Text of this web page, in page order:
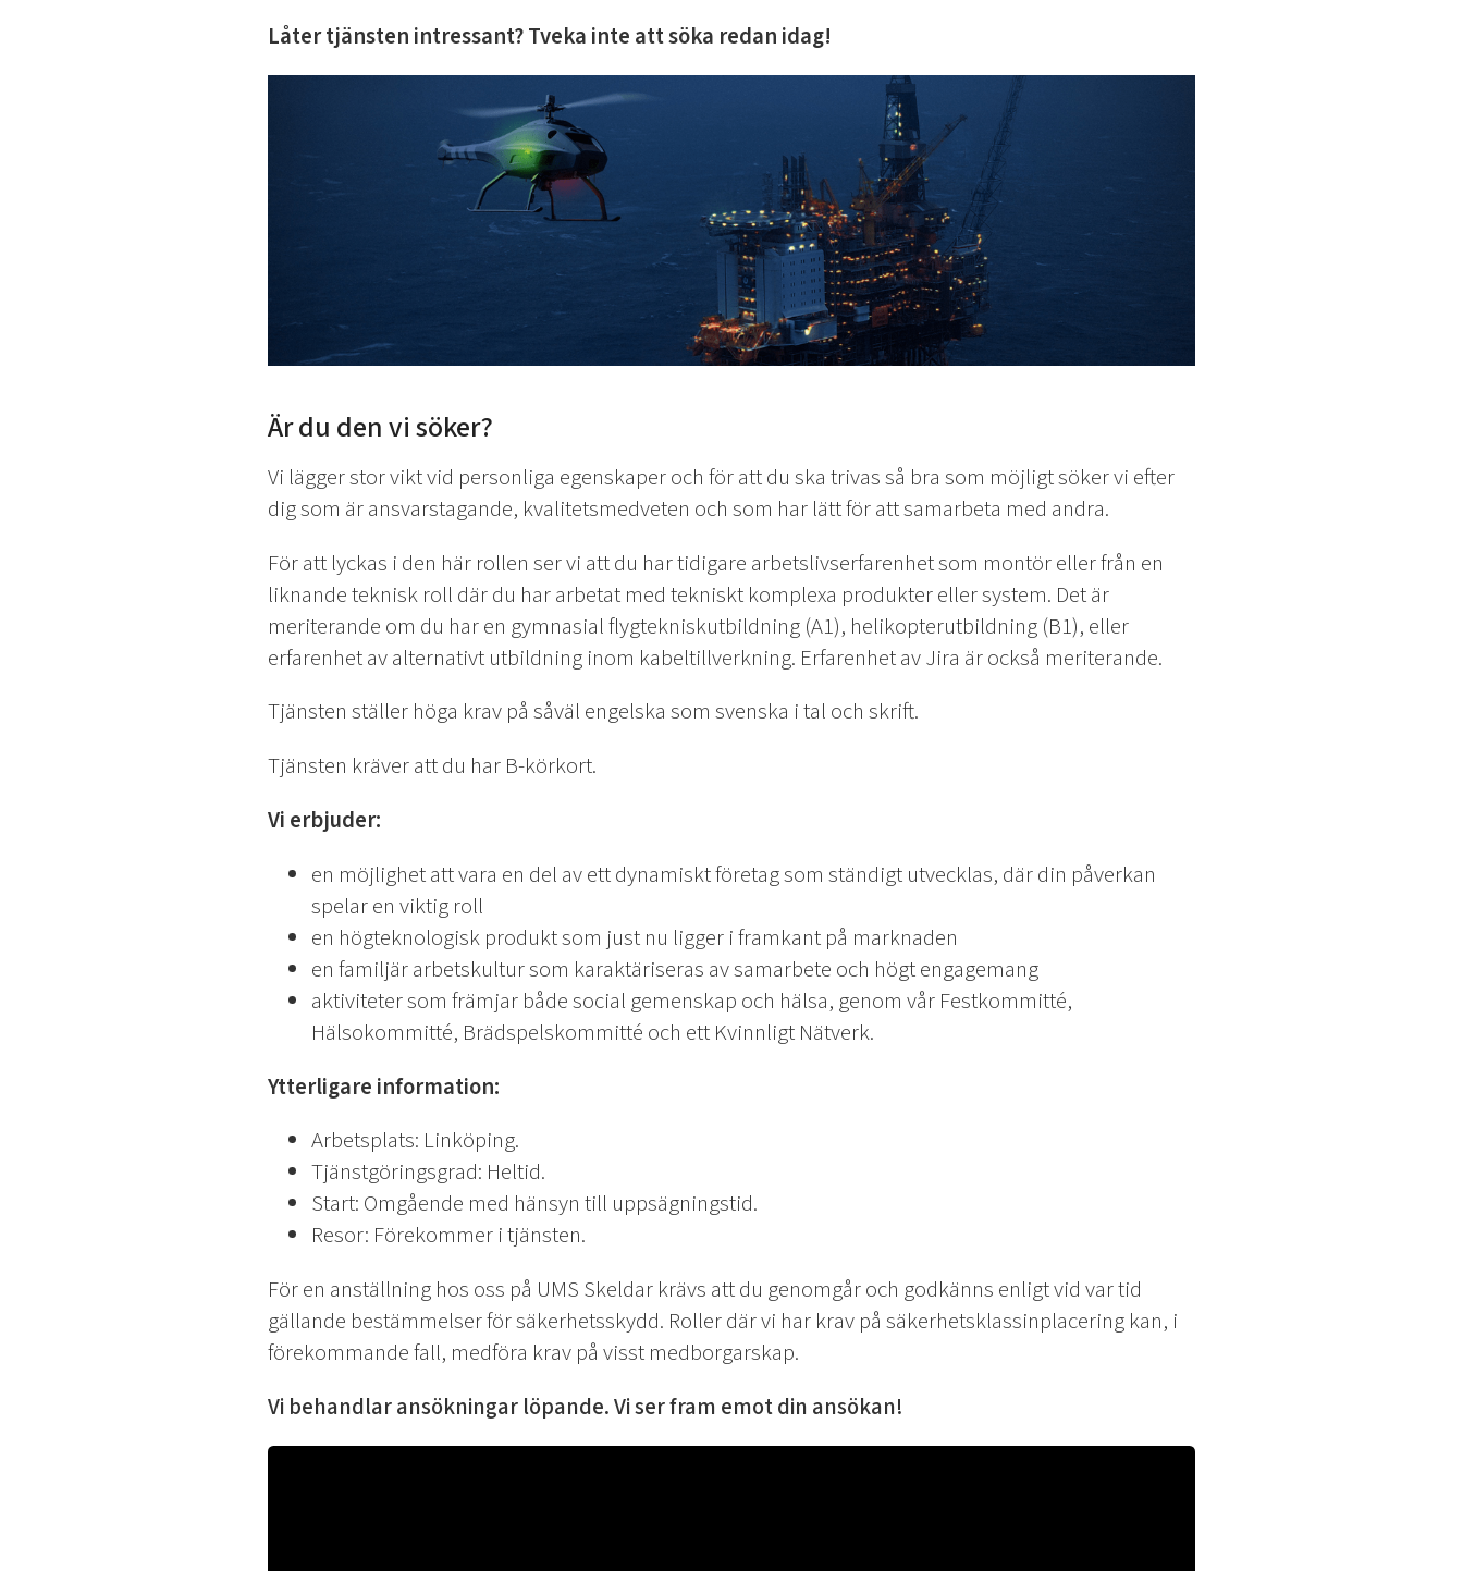
Låter tjänsten intressant? Tveka inte att söka redan idag!
Är du den vi söker?
Vi lägger stor vikt vid personliga egenskaper och för att du ska trivas så bra som möjligt söker vi efter
dig som är ansvarstagande, kvalitetsmedveten och som har lätt för att samarbeta med andra.
För att lyckas i den här rollen ser vi att du har tidigare arbetslivserfarenhet som montör eller från en
liknande teknisk roll där du har arbetat med tekniskt komplexa produkter eller system. Det är
meriterande om du har en gymnasial flygtekniskutbildning (A1), helikopterutbildning (B1), eller
erfarenhet av alternativt utbildning inom kabeltillverkning. Erfarenhet av Jira är också meriterande.
Tjänsten ställer höga krav på såväl engelska som svenska i tal och skrift.
Tjänsten kräver att du har B-körkort.
Vi erbjuder:
en möjlighet att vara en del av ett dynamiskt företag som ständigt utvecklas, där din påverkan
spelar en viktig roll
en högteknologisk produkt som just nu ligger i framkant på marknaden
en familjär arbetskultur som karaktäriseras av samarbete och högt engagemang
aktiviteter som främjar både social gemenskap och hälsa, genom vår Festkommitté,
Hälsokommitté, Brädspelskommitté och ett Kvinnligt Nätverk.
Ytterligare information:
Arbetsplats: Linköping.
Tjänstgöringsgrad: Heltid.
Start: Omgående med hänsyn till uppsägningstid.
Resor: Förekommer i tjänsten.
För en anställning hos oss på UMS Skeldar krävs att du genomgår och godkänns enligt vid var tid
gällande bestämmelser för säkerhetsskydd. Roller där vi har krav på säkerhetsklassinplacering kan, i
förekommande fall, medföra krav på visst medborgarskap.
Vi behandlar ansökningar löpande. Vi ser fram emot din ansökan!